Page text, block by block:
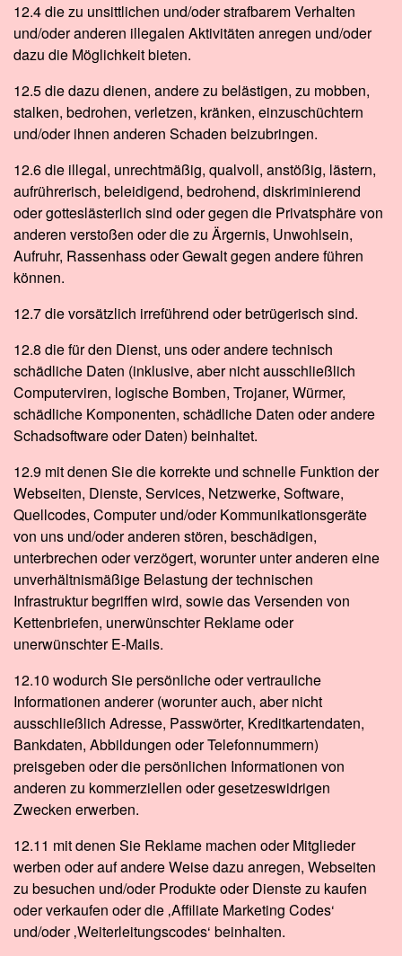
12.4 die zu unsittlichen und/oder strafbarem Verhalten
und/oder anderen illegalen Aktivitäten anregen und/oder
dazu die Möglichkeit bieten.
12.5 die dazu dienen, andere zu belästigen, zu mobben,
stalken, bedrohen, verletzen, kränken, einzuschüchtern
und/oder ihnen anderen Schaden beizubringen.
12.6 die illegal, unrechtmäßig, qualvoll, anstößig, lästern,
aufrührerisch, beleidigend, bedrohend, diskriminierend
oder gotteslästerlich sind oder gegen die Privatsphäre von
anderen verstoßen oder die zu Ärgernis, Unwohlsein,
Aufruhr, Rassenhass oder Gewalt gegen andere führen
können.
12.7 die vorsätzlich irreführend oder betrügerisch sind.
12.8 die für den Dienst, uns oder andere technisch
schädliche Daten (inklusive, aber nicht ausschließlich
Computerviren, logische Bomben, Trojaner, Würmer,
schädliche Komponenten, schädliche Daten oder andere
Schadsoftware oder Daten) beinhaltet.
12.9 mit denen Sie die korrekte und schnelle Funktion der
Webseiten, Dienste, Services, Netzwerke, Software,
Quellcodes, Computer und/oder Kommunikationsgeräte
von uns und/oder anderen stören, beschädigen,
unterbrechen oder verzögert, worunter unter anderen eine
unverhältnismäßige Belastung der technischen
Infrastruktur begriffen wird, sowie das Versenden von
Kettenbriefen, unerwünschter Reklame oder
unerwünschter E-Mails.
12.10 wodurch Sie persönliche oder vertrauliche
Informationen anderer (worunter auch, aber nicht
ausschließlich Adresse, Passwörter, Kreditkartendaten,
Bankdaten, Abbildungen oder Telefonnummern)
preisgeben oder die persönlichen Informationen von
anderen zu kommerziellen oder gesetzeswidrigen
Zwecken erwerben.
12.11 mit denen Sie Reklame machen oder Mitglieder
werben oder auf andere Weise dazu anregen, Webseiten
zu besuchen und/oder Produkte oder Dienste zu kaufen
oder verkaufen oder die ‚Affiliate Marketing Codes‘
und/oder ‚Weiterleitungscodes‘ beinhalten.